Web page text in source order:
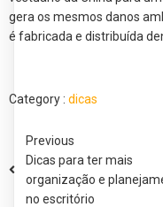
gera os mesmos danos
é fabricada e distribuída
Category : dicas
Previous
Dicas para ter mais
organização e
no escritório